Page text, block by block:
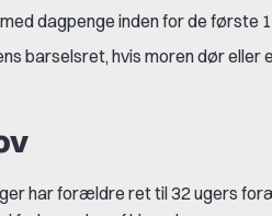
dagpenge inden for de første
barselsret, hvis moren dør eller
har forældre ret til 32 ugers